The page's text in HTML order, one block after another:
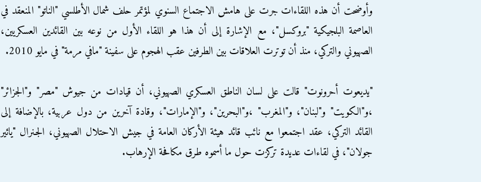
وأوضحت أن هذه اللقاءات جرت على هامش الاجتماع السنوي لمؤتمر حلف شمال الأطلسي "الناتو" المنعقد في
العاصمة البلجيكية "بروكسل"، مع الإشارة إلى أن هذا هو اللقاء الأول من نوعه بين القائدين العسكريين،
الصهيوني والتركي، منذ أن توترت العلاقات بين الطرفين عقب الهجوم على سفينة "مافي مرمة" في مايو 2010.
"يديعوت أحرونوت" قالت على لسان الناطق العسكري الصهيوني، أن قيادات من جيوش "مصر" و"الجزائر"
،و"الكويت" و"لبنان"، و"المغرب" ،و"البحرين"، و"الإمارات"، وقادة آخرين من دول عربية، بالإضافة إلى
القائد التركي، عقد اجتمعوا مع نائب قائد هيئة الأركان العامة في جيش الاحتلال الصهيوني، الجنرال "يائير
جولان"، في لقاءات عديدة تركزت حول ما أسموه طرق مكافحة الإرهاب.